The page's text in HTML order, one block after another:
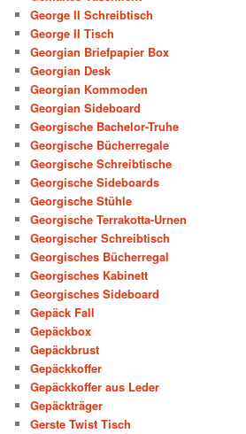
George II Schreibtisch
George II Tisch
Georgian Briefpapier Box
Georgian Desk
Georgian Kommoden
Georgian Sideboard
Georgische Bachelor-Truhe
Georgische Bücherregale
Georgische Schreibtische
Georgische Sideboards
Georgische Stühle
Georgische Terrakotta-Urnen
Georgischer Schreibtisch
Georgisches Bücherregal
Georgisches Kabinett
Georgisches Sideboard
Gepäck Fall
Gepäckbox
Gepäckbrust
Gepäckkoffer
Gepäckkoffer aus Leder
Gepäckträger
Gerste Twist Tisch